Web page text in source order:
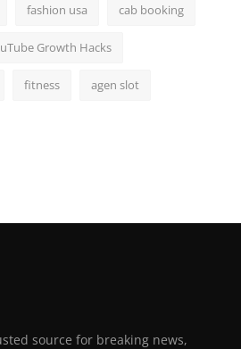
fashion usa cab booking
Growth Hacks
fitness agen slot
source for breaking news,